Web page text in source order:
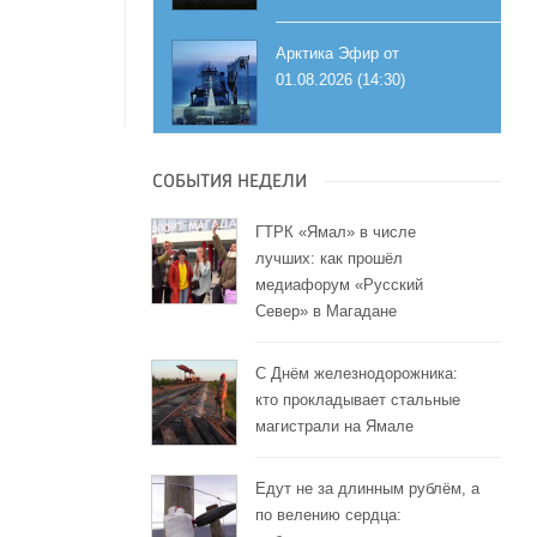
Арктика Эфир от
01.08.2026 (14:30)
СОБЫТИЯ НЕДЕЛИ
ГТРК «Ямал» в числе
лучших: как прошёл
медиафорум «Русский
Север» в Магадане
С Днём железнодорожника:
кто прокладывает стальные
магистрали на Ямале
Едут не за длинным рублём, а
по велению сердца: